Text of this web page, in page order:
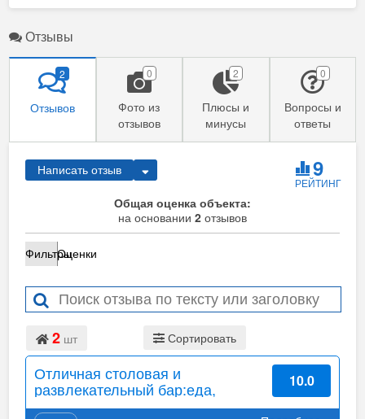
Отзывы
Отзывов
2
Фото из
отзывов
0
Плюсы и
минусы
2
Вопросы и
ответы
0
Написать отзыв 9
РЕЙТИНГ
Общая оценка объекта:
на основании 2 отзывов
ФильтрыОценки
2 шт Сортировать
Отличная столовая и
развлекательный бар:еда,
сервис, живая музыка,танцы
10.0